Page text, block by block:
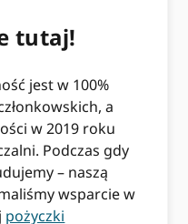
tutaj!
jest w 100%
a
w 2019 roku
Podczas gdy
– naszą
wsparcie w
pożyczki